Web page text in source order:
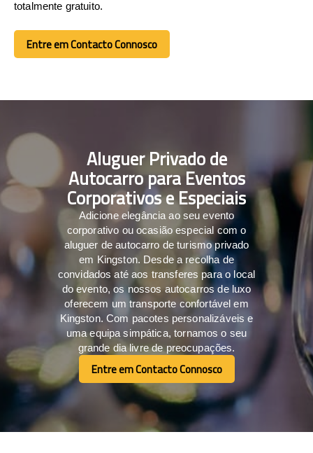
totalmente gratuito.
Entre em Contacto Connosco
Entre em Contacto Connosco
Aluguer Privado de
Autocarro para Eventos
Corporativos e Especiais
Adicione elegância ao seu evento
corporativo ou ocasião especial com o
aluguer de autocarro de turismo privado
em Kingston. Desde a recolha de
convidados até aos transferes para o local
do evento, os nossos autocarros de luxo
oferecem um transporte confortável em
Kingston. Com pacotes personalizáveis e
uma equipa simpática, tornamos o seu
grande dia livre de preocupações.
Entre em Contacto Connosco
Entre em Contacto Connosco